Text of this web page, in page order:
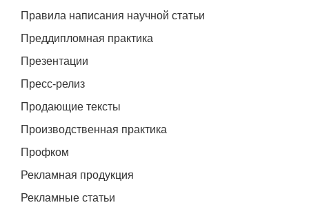
Правила написания научной статьи
Преддипломная практика
Презентации
Пресс-релиз
Продающие тексты
Производственная практика
Профком
Рекламная продукция
Рекламные статьи